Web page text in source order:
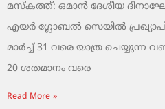
മസ്‌കത്ത്: ഒമാൻ ദേശീയ
എയർ ഗ്ലോബൽ സെയിൽ
മാർച്ച് 31 വരെ യാത്ര ചെയ്യുന്ന
20 ശതമാനം വരെ
Read More »